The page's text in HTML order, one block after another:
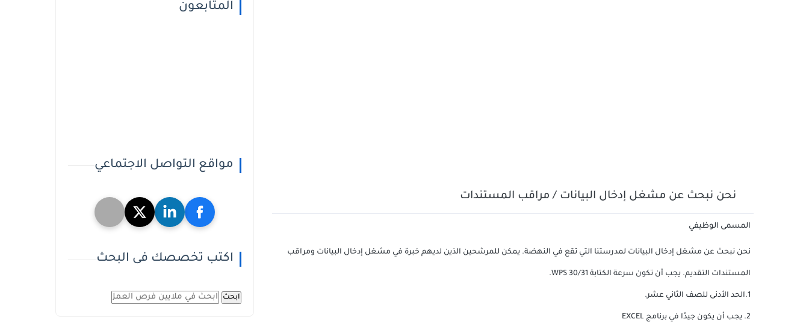
نحن نبحث عن مشغل إدخال البيانات / مراقب المستندات
المسمى الوظيفي
نحن نبحث عن مشغل إدخال البيانات لمدرستنا التي تقع في النهضة. يمكن للمرشحين الذين لديهم خبرة في مشغل إدخال البيانات ومراقب
المستندات التقديم. يجب أن تكون سرعة الكتابة 30/31 WPS.
1.الحد الأدنى للصف الثاني عشر.
2. يجب أن يكون جيدًا في برنامج EXCEL
المتابعون
مواقع التواصل الاجتماعي
اكتب تخصصك فى البحث
ابحث